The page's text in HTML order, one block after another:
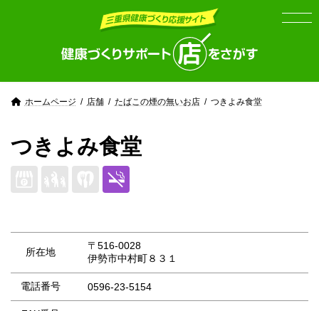
ホームページ 店舗 たばこの煙の無いお店 つきよみ食堂
つきよみ食堂
所在地
〒516-0028
伊勢市中村町８３１
電話番号 0596-23-5154